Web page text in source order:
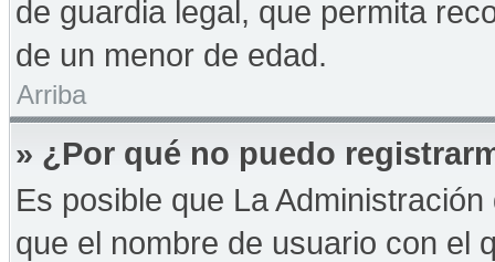
de guardia legal, que permita
de un menor de edad.
Arriba
» ¿Por qué no puedo
Es posible que La
que el nombre de usuario con el